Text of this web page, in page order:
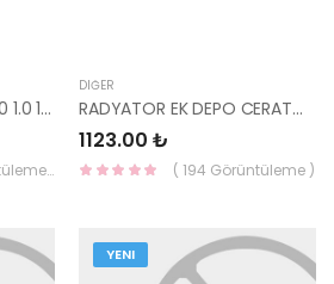
HORTUM HAVA FİLTRE İ10 1.0 14-18 28140-B9000-YS
( 207 Görüntüleme )
DIĞER
RADYATOR EK DEPO CERATO 2007-2011 25431-2F000-HMC
1123.00 ₺
( 194 Görüntüleme )
YENI